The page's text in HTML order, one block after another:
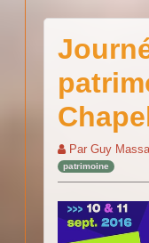
ParGuy
patrimoine